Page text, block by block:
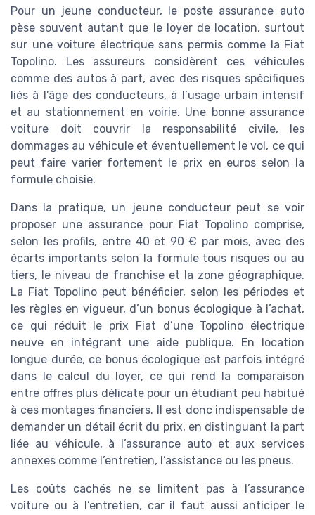
Pour un jeune conducteur, le poste assurance auto
pèse souvent autant que le loyer de location, surtout
sur une voiture électrique sans permis comme la Fiat
Topolino. Les assureurs considèrent ces véhicules
comme des autos à part, avec des risques spécifiques
liés à l’âge des conducteurs, à l’usage urbain intensif
et au stationnement en voirie. Une bonne assurance
voiture doit couvrir la responsabilité civile, les
dommages au véhicule et éventuellement le vol, ce qui
peut faire varier fortement le prix en euros selon la
formule choisie.
Dans la pratique, un jeune conducteur peut se voir
proposer une assurance pour Fiat Topolino comprise,
selon les profils, entre 40 et 90 € par mois, avec des
écarts importants selon la formule tous risques ou au
tiers, le niveau de franchise et la zone géographique.
La Fiat Topolino peut bénéficier, selon les périodes et
les règles en vigueur, d’un bonus écologique à l’achat,
ce qui réduit le prix Fiat d’une Topolino électrique
neuve en intégrant une aide publique. En location
longue durée, ce bonus écologique est parfois intégré
dans le calcul du loyer, ce qui rend la comparaison
entre offres plus délicate pour un étudiant peu habitué
à ces montages financiers. Il est donc indispensable de
demander un détail écrit du prix, en distinguant la part
liée au véhicule, à l’assurance auto et aux services
annexes comme l’entretien, l’assistance ou les pneus.
Les coûts cachés ne se limitent pas à l’assurance
voiture ou à l’entretien, car il faut aussi anticiper le